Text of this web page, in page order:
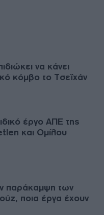
να κάνει
κόμβο το Τσεϊχάν
έργο ΑΠΕ της
και Ομίλου
παράκαμψη των
ποια έργα έχουν